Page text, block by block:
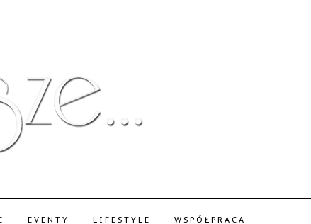
EVENTY LIFESTYLE WSPÓŁPRACA